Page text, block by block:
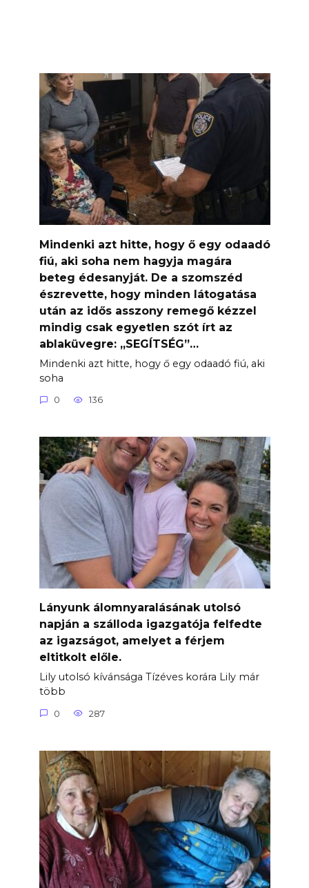
Mindenki azt hitte, hogy ő egy odaadó
fiú, aki soha nem hagyja magára
beteg édesanyját. De a szomszéd
észrevette, hogy minden látogatása
után az idős asszony remegő kézzel
mindig csak egyetlen szót írt az
ablaküvegre: „SEGÍTSÉG”…
Mindenki azt hitte, hogy ő egy odaadó fiú, aki
soha
0 136
Lányunk álomnyaralásának utolsó
napján a szálloda igazgatója felfedte
az igazságot, amelyet a férjem
eltitkolt előle.
Lily utolsó kívánsága Tízéves korára Lily már
több
0 287